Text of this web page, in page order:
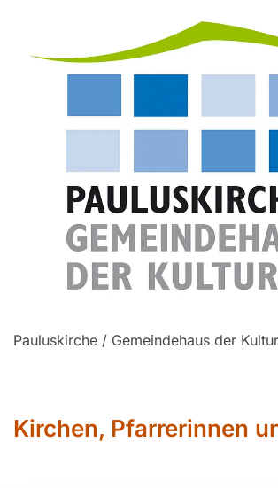
Pauluskirche / Gemeindehaus der
Kirchen, Pfarrerinnen